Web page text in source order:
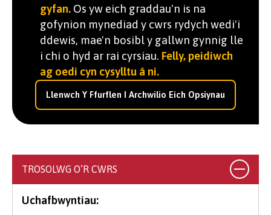
gyfan. Os yw eich graddau'n is na
gofynion mynediad y cwrs rydych wedi'i
ddewis, mae'n bosibl y gallwn gynnig lle
i chi o hyd ar rai cyrsiau. Felly, peidiwch
ag oedi cyn cysylltu â ni.
Llenwch Y Ffurflen I Archwilio Eich Opsiynau
TROSOLWG O’R CWRS
Uchafbwyntiau: